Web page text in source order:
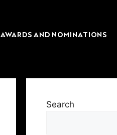
AWARDS AND NOMINATIONS
Search